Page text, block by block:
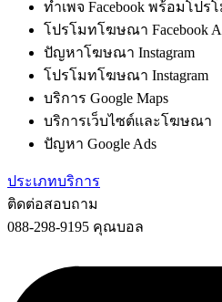
ทำเพจ Facebook พร้อมโป
โปรโมทโฆษณา Facebook
ปัญหาโฆษณา Instagram
โปรโมทโฆษณา Instagram
บริการ Google Maps
บริการเว็บไซต์และโฆษณา
ปัญหา Google Ads
ประเภทบริการ
ติดต่อสอบถาม
088-298-9195 คุณบอล